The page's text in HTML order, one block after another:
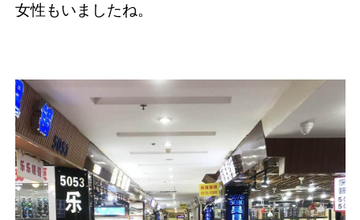
女性もいましたね。